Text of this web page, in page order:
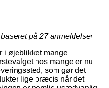
på 27anmeldelser
i øjeblikket mange
hos mange er nu
som gør det
lige præcis når det